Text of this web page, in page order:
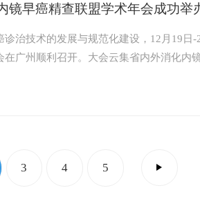
镜早癌精查联盟学术年会成功举
诊治技术的发展与规范化建设，12月19日
广州顺利召开。大会云集省内外消化内
3 4 5